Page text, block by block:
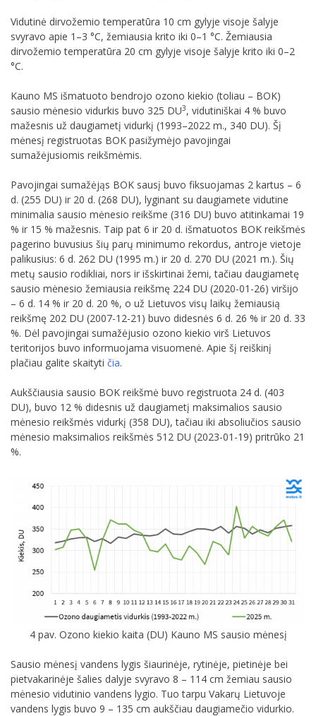
Vidutinė dirvožemio temperatūra 10 cm gylyje visoje šalyje
svyravo apie 1–3 °C, žemiausia krito iki 0–1 °C. Žemiausia
dirvožemio temperatūra 20 cm gylyje visoje šalyje krito iki 0–2
°C.
Kauno MS išmatuoto bendrojo ozono kiekio (toliau – BOK)
sausio mėnesio vidurkis buvo 325 DU3, vidutiniškai 4 % buvo
mažesnis už daugiametį vidurkį (1993–2022 m., 340 DU). Šį
mėnesį registruotas BOK pasižymėjo pavojingai
sumažėjusiomis reikšmėmis.
Pavojingai sumažėjąs BOK sausį buvo fiksuojamas 2 kartus – 6
d. (255 DU) ir 20 d. (268 DU), lyginant su daugiamete vidutine
minimalia sausio mėnesio reikšme (316 DU) buvo atitinkamai 19
% ir 15 % mažesnis. Taip pat 6 ir 20 d. išmatuotos BOK reikšmės
pagerino buvusius šių parų minimumo rekordus, antroje vietoje
palikusius: 6 d. 262 DU (1995 m.) ir 20 d. 270 DU (2021 m.). Šių
metų sausio rodikliai, nors ir išskirtinai žemi, tačiau daugiametę
sausio mėnesio žemiausia reikšmę 224 DU (2020-01-26) viršijo
– 6 d. 14 % ir 20 d. 20 %, o už Lietuvos visų laikų žemiausią
reikšmę 202 DU (2007-12-21) buvo didesnės 6 d. 26 % ir 20 d. 33
%. Dėl pavojingai sumažėjusio ozono kiekio virš Lietuvos
teritorijos buvo informuojama visuomenė. Apie šį reiškinį
plačiau galite skaityti čia.
Aukščiausia sausio BOK reikšmė buvo registruota 24 d. (403
DU), buvo 12 % didesnis už daugiametį maksimalios sausio
mėnesio reikšmės vidurkį (358 DU), tačiau iki absoliučios sausio
mėnesio maksimalios reikšmės 512 DU (2023-01-19) pritrūko 21
%.
4 pav. Ozono kiekio kaita (DU) Kauno MS sausio mėnesį
Sausio mėnesį vandens lygis šiaurinėje, rytinėje, pietinėje bei
pietvakarinėje šalies dalyje svyravo 8 – 114 cm žemiau sausio
mėnesio vidutinio vandens lygio. Tuo tarpu Vakarų Lietuvoje
vandens lygis buvo 9 – 135 cm aukščiau daugiamečio vidurkio.